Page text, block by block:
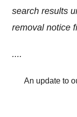
search results
removal notice
....
An update to